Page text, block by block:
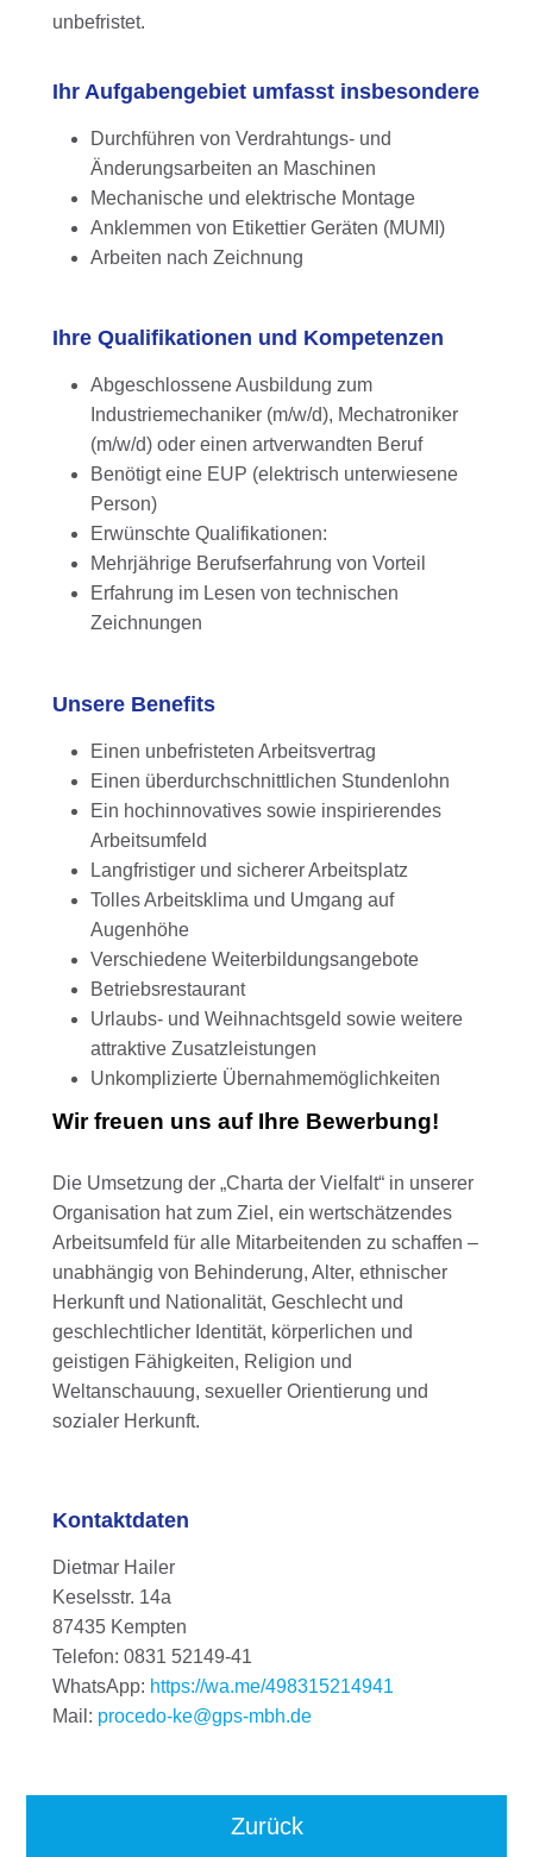
unbefristet.
Ihr Aufgabengebiet umfasst insbesondere
Durchführen von Verdrahtungs- und
Änderungsarbeiten an Maschinen
Mechanische und elektrische Montage
Anklemmen von Etikettier Geräten (MUMI)
Arbeiten nach Zeichnung
Ihre Qualifikationen und Kompetenzen
Abgeschlossene Ausbildung zum
Industriemechaniker (m/w/d), Mechatroniker
(m/w/d) oder einen artverwandten Beruf
Benötigt eine EUP (elektrisch unterwiesene
Person)
Erwünschte Qualifikationen:
Mehrjährige Berufserfahrung von Vorteil
Erfahrung im Lesen von technischen
Zeichnungen
Unsere Benefits
Einen unbefristeten Arbeitsvertrag
Einen überdurchschnittlichen Stundenlohn
Ein hochinnovatives sowie inspirierendes
Arbeitsumfeld
Langfristiger und sicherer Arbeitsplatz
Tolles Arbeitsklima und Umgang auf
Augenhöhe
Verschiedene Weiterbildungsangebote
Betriebsrestaurant
Urlaubs- und Weihnachtsgeld sowie weitere
attraktive Zusatzleistungen
Unkomplizierte Übernahmemöglichkeiten
Wir freuen uns auf Ihre Bewerbung!
Die Umsetzung der „Charta der Vielfalt“ in unserer
Organisation hat zum Ziel, ein wertschätzendes
Arbeitsumfeld für alle Mitarbeitenden zu schaffen –
unabhängig von Behinderung, Alter, ethnischer
Herkunft und Nationalität, Geschlecht und
geschlechtlicher Identität, körperlichen und
geistigen Fähigkeiten, Religion und
Weltanschauung, sexueller Orientierung und
sozialer Herkunft.
Kontaktdaten
Dietmar Hailer
Keselsstr. 14a
87435 Kempten
Telefon: 0831 52149-41
WhatsApp: https://wa.me/498315214941
Mail: procedo-ke@gps-mbh.de
Zurück